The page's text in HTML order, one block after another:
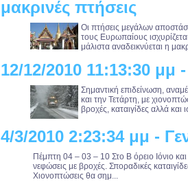
μακρινές πτήσεις
Οι πτήσεις μεγάλων
τους Ευρωπαίους
μάλιστα αναδεικνύεται η
12/12/2010 11:13:30
Σημαντική επιδείνωση,
και την Τετάρτη, με
βροχές, καταιγίδες αλλά
4/3/2010 2:23:34 μμ -
Πέμπτη 04 – 03 – 10 Στο B όρειο Ιόνιο
νεφώσεις με βροχές. Σποραδικές
Χιονοπτώσεις θα σημ...